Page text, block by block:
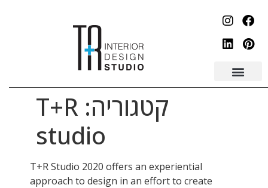
קטגוריה: T+R
studio
T+R Studio 2020 offers an experiential
approach to design in an effort to create